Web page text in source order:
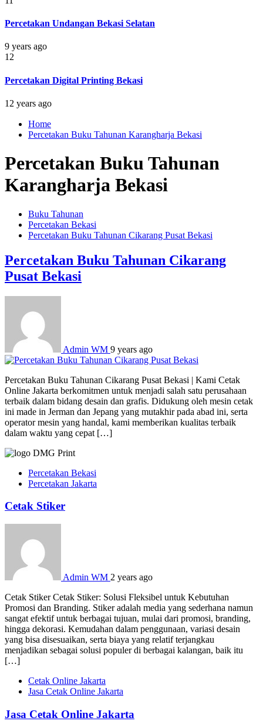
Percetakan Undangan Bekasi Selatan
9 years ago
12
Percetakan Digital Printing Bekasi
12 years ago
Home
Percetakan Buku Tahunan Karangharja Bekasi
Percetakan Buku Tahunan
Karangharja Bekasi
Buku Tahunan
Percetakan Bekasi
Percetakan Buku Tahunan Cikarang Pusat Bekasi
Percetakan Buku Tahunan Cikarang
Pusat Bekasi
Admin WM 9 years ago
Percetakan Buku Tahunan Cikarang Pusat Bekasi | Kami Cetak
Online Jakarta berkomitmen untuk menjadi salah satu perusahaan
terbaik dalam bidang desain dan grafis. Didukung oleh mesin cetak
ini made in Jerman dan Jepang yang mutakhir pada abad ini, serta
operator mesin yang handal, kami memberikan kualitas terbaik
dalam waktu yang cepat […]
Percetakan Bekasi
Percetakan Jakarta
Cetak Stiker
Admin WM 2 years ago
Cetak Stiker Cetak Stiker: Solusi Fleksibel untuk Kebutuhan
Promosi dan Branding. Stiker adalah media yang sederhana namun
sangat efektif untuk berbagai tujuan, mulai dari promosi, branding,
hingga dekorasi. Kemudahan dalam penggunaan, variasi desain
yang bisa disesuaikan, serta biaya yang relatif terjangkau
menjadikan sebagai solusi populer di berbagai kalangan, baik itu
[…]
Cetak Online Jakarta
Jasa Cetak Online Jakarta
Jasa Cetak Online Jakarta